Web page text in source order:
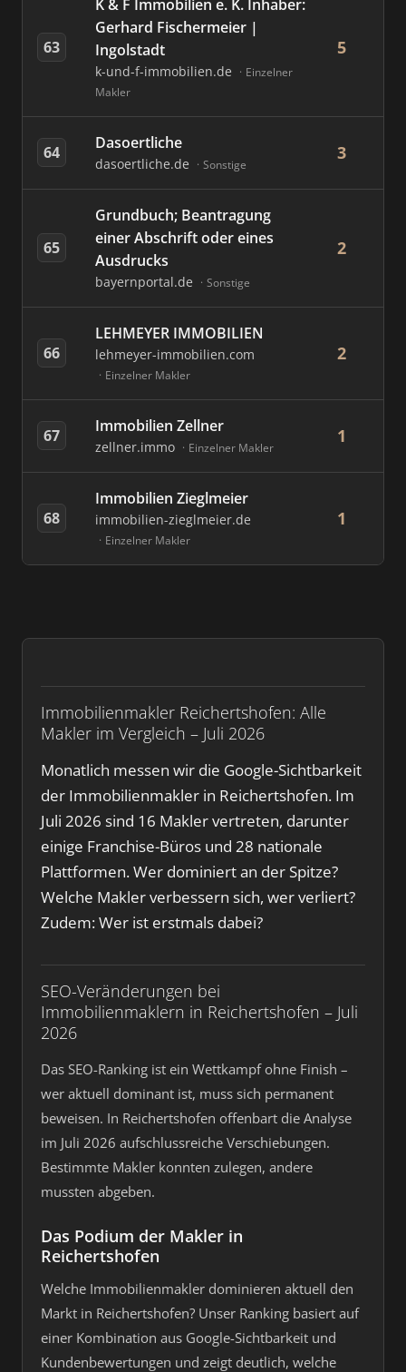
Immobilienmakler Reichertshofen: Alle
Makler im Vergleich – Juli 2026
Monatlich messen wir die Google-Sichtbarkeit
der Immobilienmakler in Reichertshofen. Im
Juli 2026 sind 16 Makler vertreten, darunter
einige Franchise-Büros und 28 nationale
Plattformen. Wer dominiert an der Spitze?
Welche Makler verbessern sich, wer verliert?
Zudem: Wer ist erstmals dabei?
SEO-Veränderungen bei
Immobilienmaklern in Reichertshofen – Juli
2026
Das SEO-Ranking ist ein Wettkampf ohne Finish –
wer aktuell dominant ist, muss sich permanent
beweisen. In Reichertshofen offenbart die Analyse
im Juli 2026 aufschlussreiche Verschiebungen.
Bestimmte Makler konnten zulegen, andere
mussten abgeben.
Das Podium der Makler in
Reichertshofen
Welche Immobilienmakler dominieren aktuell den
Markt in Reichertshofen? Unser Ranking basiert auf
einer Kombination aus Google-Sichtbarkeit und
Kundenbewertungen und zeigt deutlich, welche
63
K & F Immobilien e. K. Inhaber:
Gerhard Fischermeier |
Ingolstadt
k-und-f-immobilien.de
Einzelner
Makler
5
64 Dasoertliche
dasoertliche.de Sonstige
3
65
Grundbuch; Beantragung
einer Abschrift oder eines
Ausdrucks
bayernportal.de Sonstige
2
66
LEHMEYER IMMOBILIEN
lehmeyer-immobilien.com
Einzelner Makler
2
67 Immobilien Zellner
zellner.immo Einzelner Makler
1
68
Immobilien Zieglmeier
immobilien-zieglmeier.de
Einzelner Makler
1